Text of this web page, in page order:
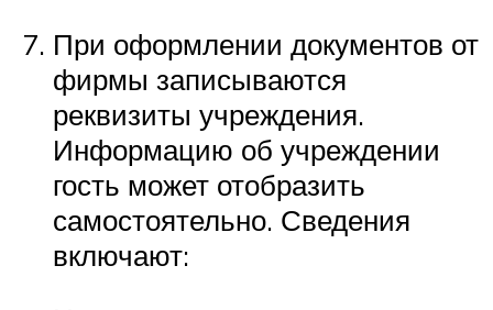
При оформлении документов от
фирмы записываются
реквизиты учреждения.
Информацию об учреждении
гость может отобразить
самостоятельно. Сведения
включают: